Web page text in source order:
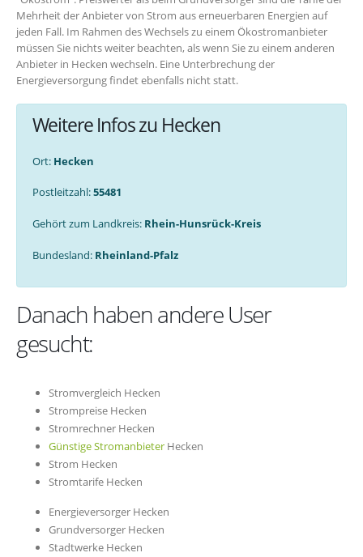
Mehrheit der Anbieter von Strom aus erneuerbaren Energien auf
jeden Fall. Im Rahmen des Wechsels zu einem Ökostromanbieter
müssen Sie nichts weiter beachten, als wenn Sie zu einem anderen
Anbieter in Hecken wechseln. Eine Unterbrechung der
Energieversorgung findet ebenfalls nicht statt.
Weitere Infos zu Hecken
Ort: Hecken
Postleitzahl:55481
Gehört zum Landkreis: Rhein-Hunsrück-Kreis
Bundesland: Rheinland-Pfalz
Danach haben andere User
gesucht:
Stromvergleich Hecken
Strompreise Hecken
Stromrechner Hecken
Günstige Stromanbieter Hecken
Strom Hecken
Stromtarife Hecken
Energieversorger Hecken
Grundversorger Hecken
Stadtwerke Hecken